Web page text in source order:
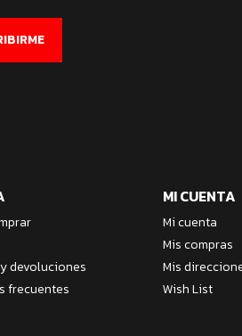
devoluciones
frecuentes
MI CUENTA
Mi cuenta
Mis compras
Mis
Wish List